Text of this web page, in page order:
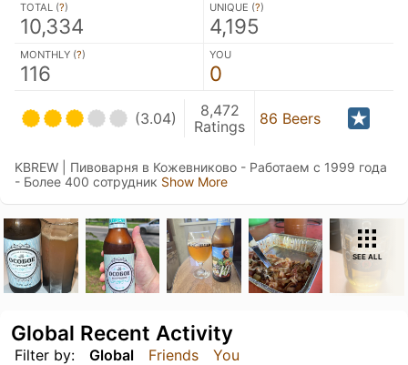
TOTAL (?)
10,334
UNIQUE (?)
4,195
MONTHLY (?)
116
YOU
0
(3.04)
8,472
Ratings
86 Beers
KBREW | Пивоварня в Кожевниково - Работаем с 1999 года
- Более 400 сотрудник Show More
SEE ALL
Filter by: Global Friends You
Global Recent Activity